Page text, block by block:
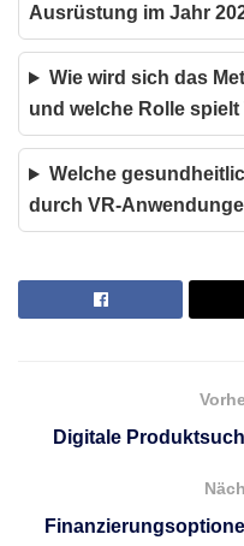
Ausrüstung im Jahr
Wie wird sich das
und welche Rolle spielt
Welche
durch VR-
Digitale